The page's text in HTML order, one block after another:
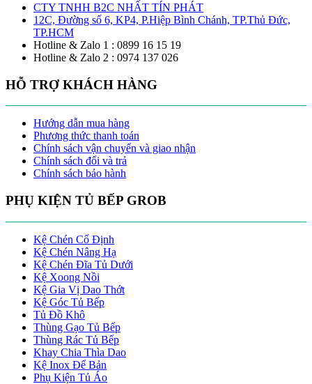
CTY TNHH B2C NHẤT TÍN PHÁT
12C, Đường số 6, KP4, P.Hiệp Bình Chánh, TP.Thủ Đức,
TP.HCM
Hotline & Zalo 1 : 0899 16 15 19
Hotline & Zalo 2 : 0974 137 026
HỖ TRỢ KHÁCH HÀNG
Hướng dẫn mua hàng
Phương thức thanh toán
Chính sách vận chuyển và giao nhận
Chính sách đổi và trả
Chính sách bảo hành
PHỤ KIỆN TỦ BẾP GROB
Kệ Chén Cố Định
Kệ Chén Nâng Hạ
Kệ Chén Đĩa Tủ Dưới
Kệ Xoong Nồi
Kệ Gia Vị Dao Thớt
Kệ Góc Tủ Bếp
Tủ Đồ Khô
Thùng Gạo Tủ Bếp
Thùng Rác Tủ Bếp
Khay Chia Thìa Dao
Kệ Inox Để Bản
Phụ Kiện Tủ Áo